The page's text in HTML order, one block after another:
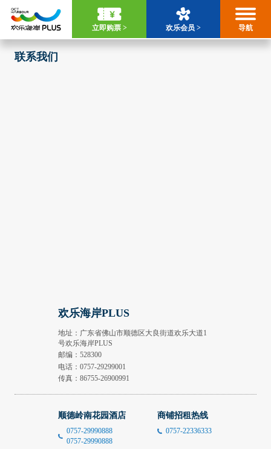
立即购票 > 欢乐会员 > 导航
联系我们
欢乐海岸PLUS
地址：广东省佛山市顺德区大良街道欢乐大道1
号欢乐海岸PLUS
邮编：528300
电话： 0757-29299001
传真：86755-26900991
顺德岭南花园酒店
0757-29990888
0757-29990888
商铺招租热线
0757-22336333